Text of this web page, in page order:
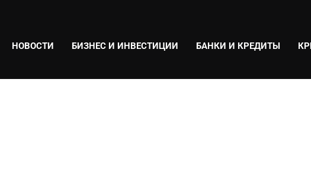
НОВОСТИ БИЗНЕС И ИНВЕСТИЦИИ БАНКИ И КРЕДИТЫ